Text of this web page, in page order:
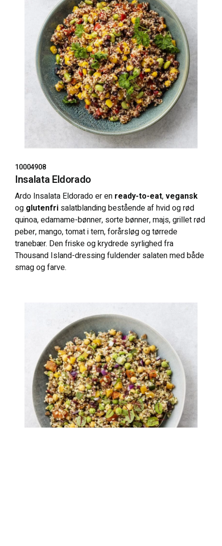
10004908
Insalata Eldorado
Ardo Insalata Eldorado er en ready-to-eat,vegansk
og glutenfri salatblanding bestående af hvid og rød
quinoa, edamame-bønner, sorte bønner, majs, grillet rød
peber, mango, tomat i tern, forårsløg og tørrede
tranebær. Den friske og krydrede syrlighed fra
Thousand Island-dressing fuldender salaten med både
smag og farve.